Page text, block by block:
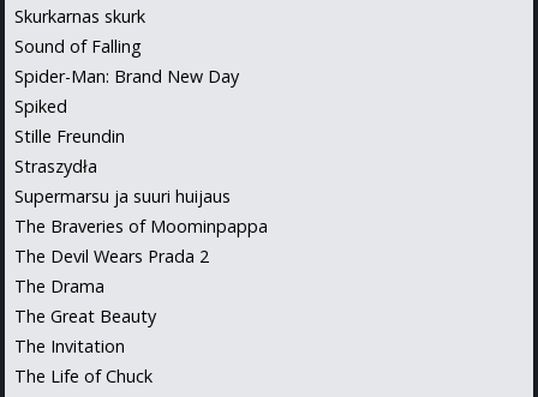
Skurkarnas skurk
Sound of Falling
Spider-Man: Brand New Day
Spiked
Stille Freundin
Straszydła
Supermarsu ja suuri huijaus
The Braveries of Moominpappa
The Devil Wears Prada 2
The Drama
The Great Beauty
The Invitation
The Life of Chuck